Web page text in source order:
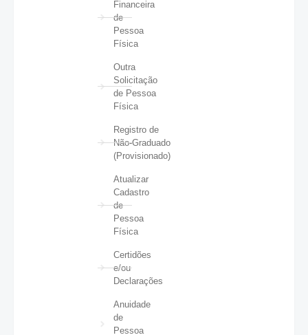
Financeira
de
Pessoa
Física
Outra
Solicitação
de Pessoa
Física
Registro de
Não-Graduado
(Provisionado)
Atualizar
Cadastro
de
Pessoa
Física
Certidões
e/ou
Declarações
Anuidade
de
Pessoa